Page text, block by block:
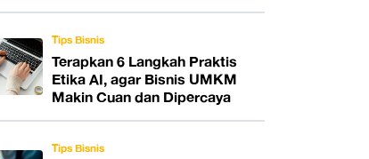
Tips Bisnis
Terapkan 6 Langkah Praktis
Etika AI, agar Bisnis UMKM
Makin Cuan dan Dipercaya
Tips Bisnis